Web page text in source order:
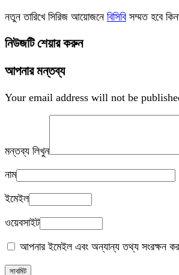
নতুন তারিখে সিরিজ আয়োজনে বিসিবিসম্মত হবে
নিউজটি শেয়ার করুন
আপনার মন্তব্য
Your email address will not be
মন্তব্য লিখুন
নাম
ইমেইল
ওয়েবসাইট
আপনার ইমেইল এবং অন্যান্য তথ্য সংরক্ষন